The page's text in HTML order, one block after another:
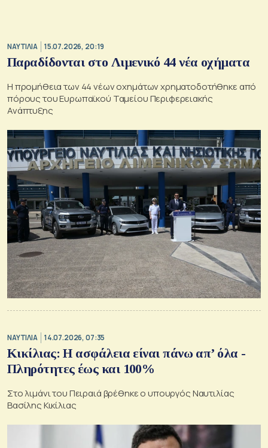
ΝΑΥΤΙΛΙΑ 15.07.2026, 20:19
Παραδίδονται στο Λιμενικό 44 νέα οχήματα
Η προμήθεια των 44 νέων οχημάτων χρηματοδοτήθηκε από
πόρους του Ευρωπαϊκού Ταμείου Περιφερειακής
Ανάπτυξης
ΝΑΥΤΙΛΙΑ 14.07.2026, 07:35
Κικίλιας: Η ασφάλεια είναι πάνω απ’ όλα -
Πληρότητες έως και 100%
Στο λιμάνι του Πειραιά βρέθηκε ο υπουργός Ναυτιλίας
Βασίλης Κικίλιας